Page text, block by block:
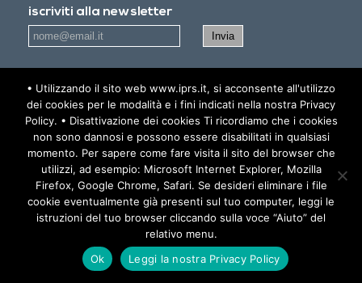
iscriviti alla newsletter
Accettol'informativa sulla privacy - Privacy policy
AREA RISERVATA
© 2019 IPRS - All Rights Reserved - Informativa sulla Privacy -
Privacy Policy
Sito creato e sviluppato daBuZz Communications
• Utilizzando il sito web www.iprs.it, si acconsente all'utilizzo
dei cookies per le modalità e i fini indicati nella nostra Privacy
Policy. • Disattivazione dei cookies Ti ricordiamo che i cookies
non sono dannosi e possono essere disabilitati in qualsiasi
momento. Per sapere come fare visita il sito del browser che
utilizzi, ad esempio: Microsoft Internet Explorer, Mozilla
Firefox, Google Chrome, Safari. Se desideri eliminare i file
cookie eventualmente già presenti sul tuo computer, leggi le
istruzioni del tuo browser cliccando sulla voce “Aiuto” del
relativo menu.
Ok
Leggi la nostra Privacy Policy